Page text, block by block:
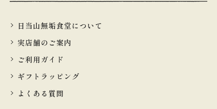
日当山無垢食堂について
実店舗のご案内
ご利用ガイド
ギフトラッピング
よくある質問